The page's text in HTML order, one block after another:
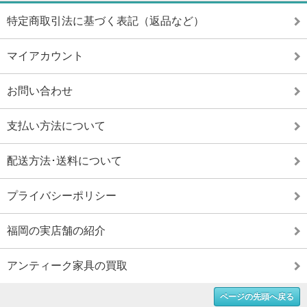
特定商取引法に基づく表記（返品など）
マイアカウント
お問い合わせ
支払い方法について
配送方法･送料について
プライバシーポリシー
福岡の実店舗の紹介
アンティーク家具の買取
ページの先頭へ戻る